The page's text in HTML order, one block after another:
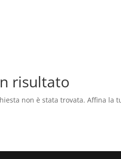
risultato
non è stata trovata. Affina la